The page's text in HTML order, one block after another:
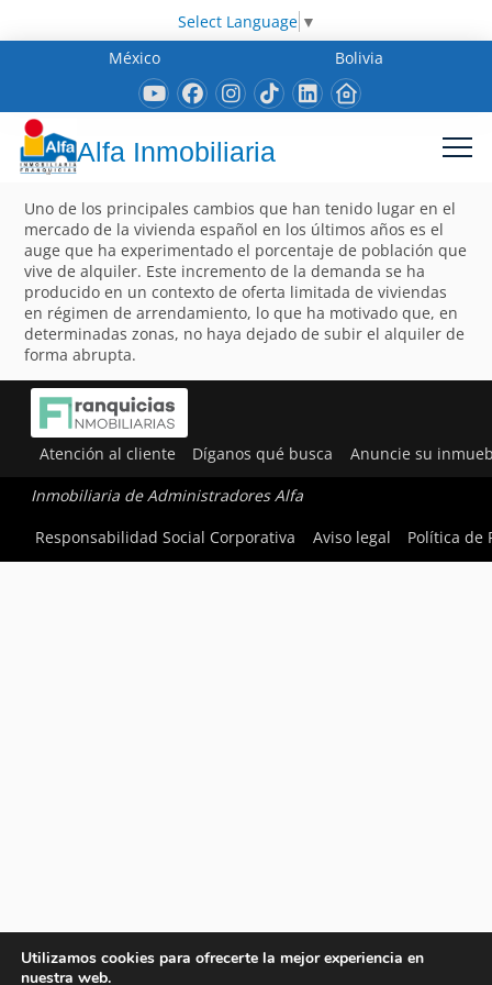
Select Language ▼
México
Bolivia
Alfa Inmobiliaria
Uno de los principales cambios que han tenido lugar en el
mercado de la vivienda español en los últimos años es el
auge que ha experimentado el porcentaje de población que
vive de alquiler. Este incremento de la demanda se ha
producido en un contexto de oferta limitada de viviendas
en régimen de arrendamiento, lo que ha motivado que, en
determinadas zonas, no haya dejado de subir el alquiler de
forma abrupta.
Atención al cliente Díganos qué busca Anuncie su
Inmobiliaria de Administradores Alfa
Responsabilidad Social Corporativa
Aviso legal Política de
Utilizamos cookies para ofrecerte la mejor experiencia en
nuestra web.